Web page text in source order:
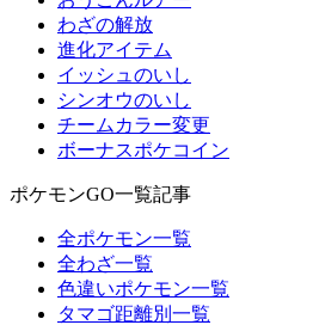
わざの解放
進化アイテム
イッシュのいし
シンオウのいし
チームカラー変更
ボーナスポケコイン
ポケモンGO一覧記事
全ポケモン一覧
全わざ一覧
色違いポケモン一覧
タマゴ距離別一覧